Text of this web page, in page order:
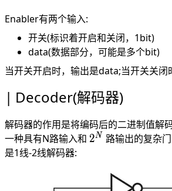
Enabler有两个输入:
开关(标识着开启和关闭，1bit)
data(数据部分，可能是多个bit)
当开关开启时，输出是data;当开关关闭
Decoder(解码器)
解码器的作用是将编码后的二进制值解
一种具有N路输入和 2^N
2 N
路输出的复杂
是1线-2线解码器: